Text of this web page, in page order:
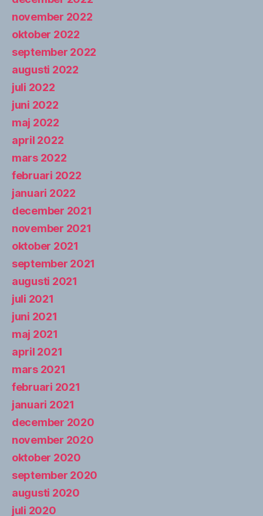
november 2022
oktober 2022
september 2022
augusti 2022
juli 2022
juni 2022
maj 2022
april 2022
mars 2022
februari 2022
januari 2022
december 2021
november 2021
oktober 2021
september 2021
augusti 2021
juli 2021
juni 2021
maj 2021
april 2021
mars 2021
februari 2021
januari 2021
december 2020
november 2020
oktober 2020
september 2020
augusti 2020
juli 2020